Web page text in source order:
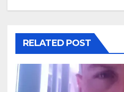
RELATED POST